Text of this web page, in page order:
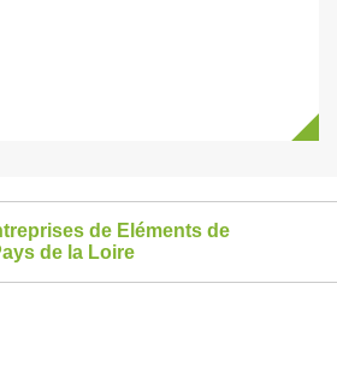
de Eléments de
de la Loire